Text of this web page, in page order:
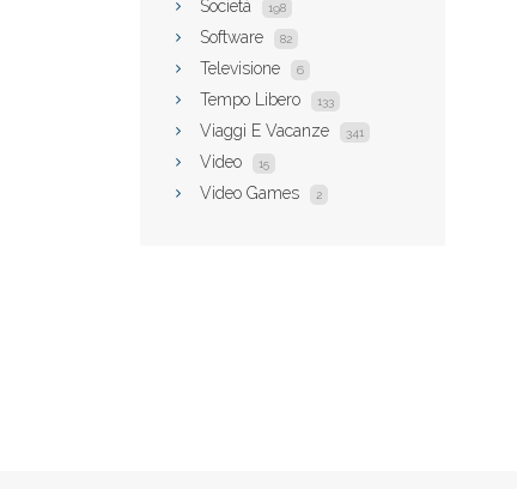
Società 198
Software 82
Televisione 6
Tempo Libero 133
Viaggi E Vacanze 341
Video 15
Video Games 2